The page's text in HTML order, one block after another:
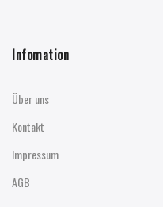
Infomation
Über uns
Kontakt
Impressum
AGB